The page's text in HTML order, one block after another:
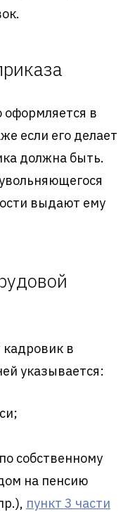
в
если его делает
должна быть.
выдают ему
в
указывается:
собственному
на пенсию
пункт 3 части